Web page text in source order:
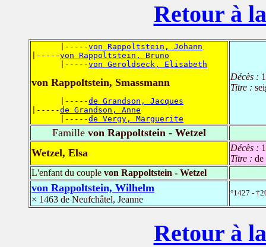
Retour à
      |-----
von Rappoltstein, Johann
|-----von Rappoltstein, Bruno
      |-----
von Geroldseck, Elisabeth
von Rappoltstein, Smassmann
      |-----
de Grandson, Jacques
|-----de Grandson, Anne
      |-----
de Vergy, Marguerite
Décès :
Titre :
Famille von Rappoltstein - Wetzel
Wetzel, Elsa
Décès :
Titre : de
L'enfant du couple von Rappoltstein - Wetzel
von Rappoltstein, Wilhelm
× 1463 de Neufchâtel, Jeanne
°1427 -
Retour à